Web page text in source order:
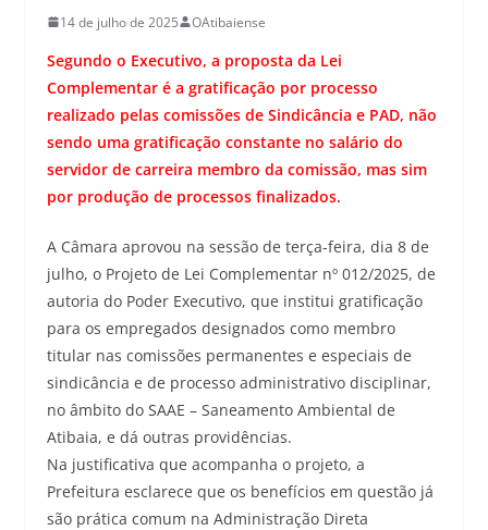
14 de julho de 2025 OAtibaiense
Segundo o Executivo, a proposta da Lei
Complementar é a gratificação por processo
realizado pelas comissões de Sindicância e PAD, não
sendo uma gratificação constante no salário do
servidor de carreira membro da comissão, mas sim
por produção de processos finalizados.
A Câmara aprovou na sessão de terça-feira, dia 8 de
julho, o Projeto de Lei Complementar nº 012/2025, de
autoria do Poder Executivo, que institui gratificação
para os empregados designados como membro
titular nas comissões permanentes e especiais de
sindicância e de processo administrativo disciplinar,
no âmbito do SAAE – Saneamento Ambiental de
Atibaia, e dá outras providências.
Na justificativa que acompanha o projeto, a
Prefeitura esclarece que os benefícios em questão já
são prática comum na Administração Direta